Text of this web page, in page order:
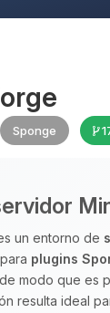
Sponge
un entorno de
plugins
modo que es
resulta ideal